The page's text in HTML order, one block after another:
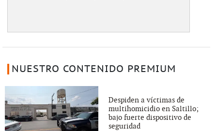
NUESTRO CONTENIDO PREMIUM
Despiden a víctimas de
multihomicidio en Saltillo;
bajo fuerte dispositivo de
seguridad